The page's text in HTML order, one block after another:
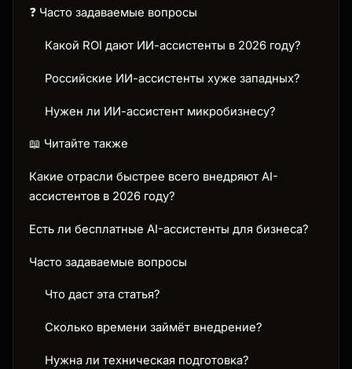
❓ Часто задаваемые вопросы
Какой ROI дают ИИ-ассистенты в 2026 году?
Российские ИИ-ассистенты хуже западных?
Нужен ли ИИ-ассистент микробизнесу?
📖 Читайте также
Какие отрасли быстрее всего внедряют AI-
ассистентов в 2026 году?
Есть ли бесплатные AI-ассистенты для бизнеса?
Часто задаваемые вопросы
Что даст эта статья?
Сколько времени займёт внедрение?
Нужна ли техническая подготовка?